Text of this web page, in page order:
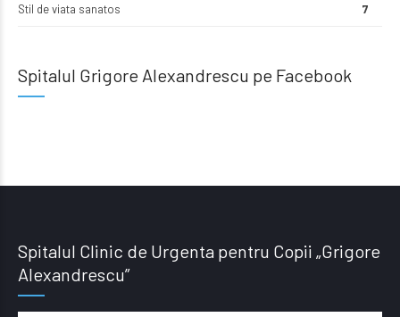
Stil de viata sanatos 7
Spitalul Grigore Alexandrescu pe Facebook
Spitalul Clinic de Urgenta pentru Copii „Grigore
Alexandrescu”